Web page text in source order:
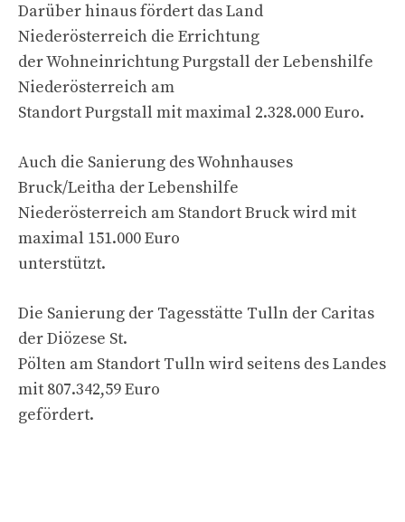
Darüber hinaus fördert das Land
Niederösterreich die Errichtung
der Wohneinrichtung Purgstall der Lebenshilfe
Niederösterreich am
Standort Purgstall mit maximal 2.328.000 Euro.
Auch die Sanierung des Wohnhauses
Bruck/Leitha der Lebenshilfe
Niederösterreich am Standort Bruck wird mit
maximal 151.000 Euro
unterstützt.
Die Sanierung der Tagesstätte Tulln der Caritas
der Diözese St.
Pölten am Standort Tulln wird seitens des Landes
mit 807.342,59 Euro
gefördert.